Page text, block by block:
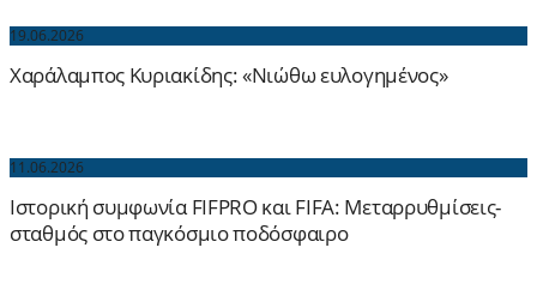
19.06.2026
Χαράλαμπος Κυριακίδης: «Νιώθω ευλογημένος»
11.06.2026
Ιστορική συμφωνία FIFPRO και FIFA: Μεταρρυθμίσεις-
σταθμός στο παγκόσμιο ποδόσφαιρο